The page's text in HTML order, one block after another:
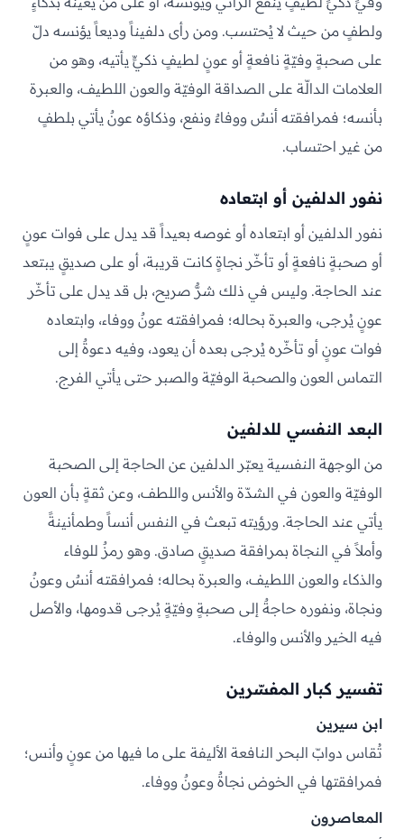
ولطفٍ من حيث لا يُحتسب. ومن رأى دلفيناً وديعاً يؤنسه دلّ
على صحبةٍ وفيّةٍ نافعةٍ أو عونٍ لطيفٍ ذكيٍّ يأتيه، وهو من
العلامات الدالّة على الصداقة الوفيّة والعون اللطيف، والعبرة
بأنسه؛ فمرافقته أنسٌ ووفاءٌ ونفع، وذكاؤه عونٌ يأتي بلطفٍ
من غير احتساب.
نفور الدلفين أو ابتعاده
نفور الدلفين أو ابتعاده أو غوصه بعيداً قد يدل على فوات عونٍ
أو صحبةٍ نافعةٍ أو تأخّر نجاةٍ كانت قريبة، أو على صديقٍ يبتعد
عند الحاجة. وليس في ذلك شرٌّ صريح، بل قد يدل على تأخّر
عونٍ يُرجى، والعبرة بحاله؛ فمرافقته عونٌ ووفاء، وابتعاده
فوات عونٍ أو تأخّره يُرجى بعده أن يعود، وفيه دعوةٌ إلى
التماس العون والصحبة الوفيّة والصبر حتى يأتي الفرج.
البعد النفسي للدلفين
من الوجهة النفسية يعبّر الدلفين عن الحاجة إلى الصحبة
الوفيّة والعون في الشدّة والأنس واللطف، وعن ثقةٍ بأن العون
يأتي عند الحاجة. ورؤيته تبعث في النفس أنساً وطمأنينةً
وأملاً في النجاة بمرافقة صديقٍ صادق. وهو رمزٌ للوفاء
والذكاء والعون اللطيف، والعبرة بحاله؛ فمرافقته أنسٌ وعونٌ
ونجاة، ونفوره حاجةٌ إلى صحبةٍ وفيّةٍ يُرجى قدومها، والأصل
فيه الخير والأنس والوفاء.
تفسير كبار المفسّرين
ابن سيرين
تُقاس دوابّ البحر النافعة الأليفة على ما فيها من عونٍ وأنس؛
فمرافقتها في الخوض نجاةٌ وعونٌ ووفاء.
المعاصرون